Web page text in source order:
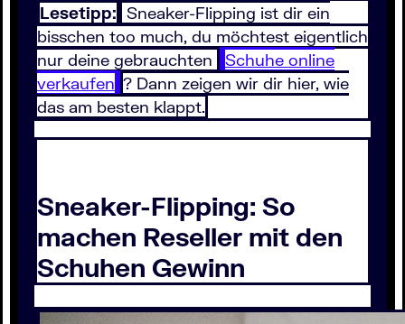
Lesetipp: Sneaker-Flipping ist dir ein
bisschen too much, du möchtest eigentlich
nur deine gebrauchten
Schuhe online
verkaufen ? Dann zeigen wir dir hier, wie
das am besten klappt.
Sneaker-Flipping: So
machen Reseller mit den
Schuhen Gewinn